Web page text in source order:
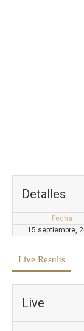
Detalles
Fecha
15 septiembre,
Live Results
Live